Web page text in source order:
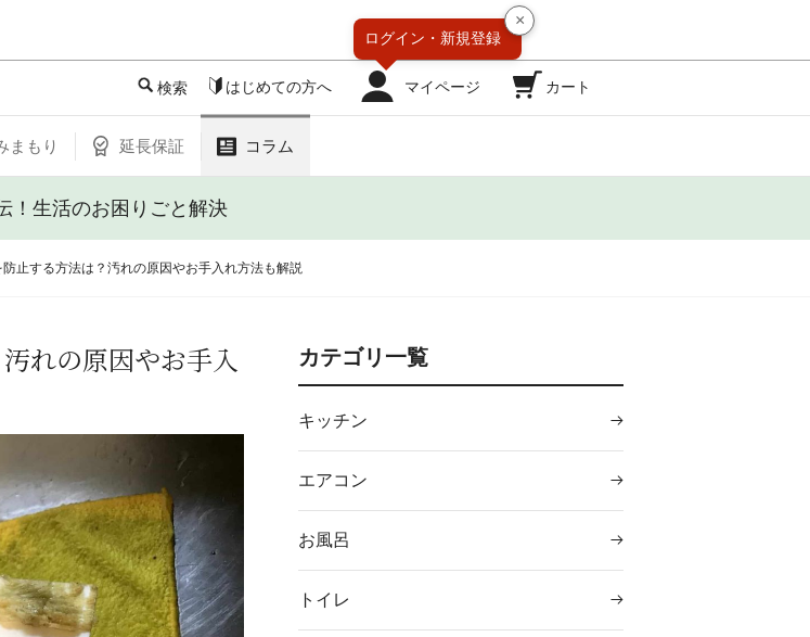
検索 はじめての方へ マイページ
×
ログイン・ 新規登録
カート
まもり 延長保証 コラム
！生活のお困りごと解決
止する方法は？汚れの原因やお手入れ方法も解説
れの原因やお手入
カテゴリ一覧
キッチン
エアコン
お風呂
トイレ